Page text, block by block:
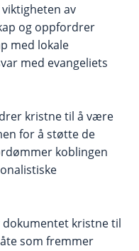
av
og oppfordrer
med lokale
med evangeliets
kristne til å være
for å støtte de
koblingen
kristne til
som fremmer